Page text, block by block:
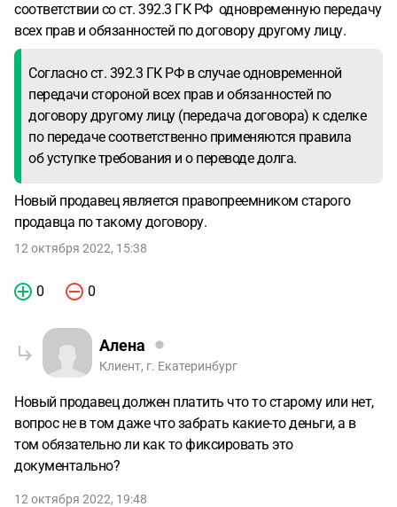
соответствии со ст. 392.3 ГК РФ одновременную передачу
всех прав и обязанностей по договору другому лицу.
Согласно ст. 392.3 ГК РФ в случае одновременной
передачи стороной всех прав и обязанностей по
договору другому лицу (передача договора) к сделке
по передаче соответственно применяются правила
об уступке требования и о переводе долга.
Новый продавец является правопреемником старого
продавца по такому договору.
12 октября 2022, 15:38
0 0
Алена
Клиент, г. Екатеринбург
Новый продавец должен платить что то старому или нет,
вопрос не в том даже что забрать какие-то деньги, а в
том обязательно ли как то фиксировать это
документально?
12 октября 2022, 19:48